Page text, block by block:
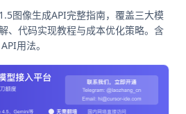
图像生成API完整指南，覆盖三大模
、代码实现教程与成本优化策略。含
用法。